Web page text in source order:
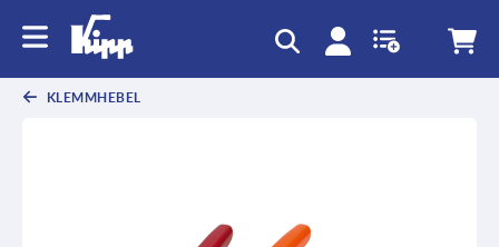
KLEMMHEBEL